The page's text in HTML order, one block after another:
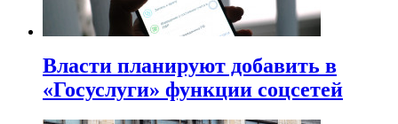
Власти планируют добавить в
«Госуслуги» функции соцсетей